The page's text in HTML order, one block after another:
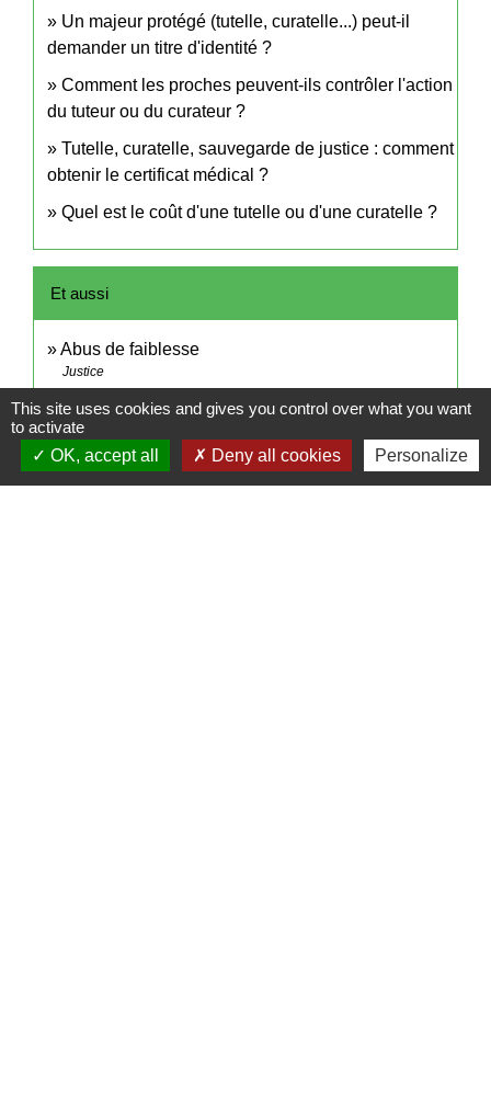
Un majeur protégé (tutelle, curatelle...) peut-il
demander un titre d'identité ?
Comment les proches peuvent-ils contrôler l'action
du tuteur ou du curateur ?
Tutelle, curatelle, sauvegarde de justice : comment
obtenir le certificat médical ?
Quel est le coût d'une tutelle ou d'une curatelle ?
Et aussi
Abus de faiblesse
Justice
Signaler une erreur sur cette page
This site uses cookies and gives you control over what you want
to activate
OK, accept all
Deny all cookies Personalize